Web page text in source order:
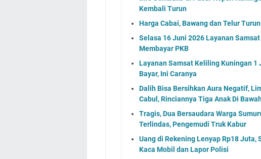
Kembali Turun
Harga Cabai, Bawang dan Telur
Selasa 16 Juni 2026 Layanan
Membayar PKB
Layanan Samsat Keliling Kuningan 1
Bayar, Ini Caranya
Dalih Bisa Bersihkan Aura Negatif,
Cabul, Rinciannya Tiga Anak Di
Tragis, Dua Bersaudara Warga
Terlindas, Pengemudi Truk Kabur
Uang di Rekening Lenyap Rp18 Juta,
Kaca Mobil dan Lapor Polisi